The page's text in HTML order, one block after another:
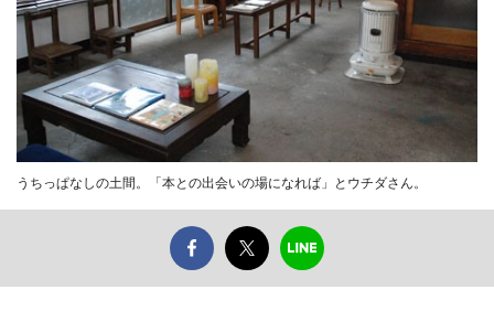
うちっぱなしの土間。「本との出会いの場になれば」とウチダさん。